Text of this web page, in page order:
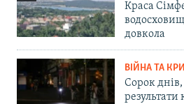
Краса
довкола
ВІЙНА ТА
Сорок
результати